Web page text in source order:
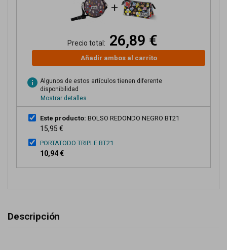
+
Precio total: 26,89 €
Añadir ambos al carrito
info Algunos de estos artículos tienen diferente
disponibilidad
Mostrar detalles
Este producto: BOLSO REDONDO NEGRO BT21
15,95 €
PORTATODO TRIPLE BT21
10,94 €
Descripción